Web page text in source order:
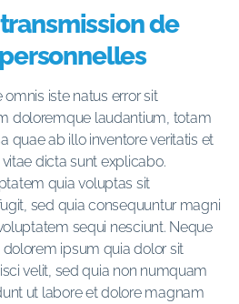
de
iste natus error sit
doloremque laudantium, totam
quae ab illo inventore veritatis et
dicta sunt explicabo.
quia voluptas sit
sed quia consequuntur magni
sequi nesciunt. Neque
ipsum quia dolor sit
velit, sed quia non numquam
ut labore et dolore magnam